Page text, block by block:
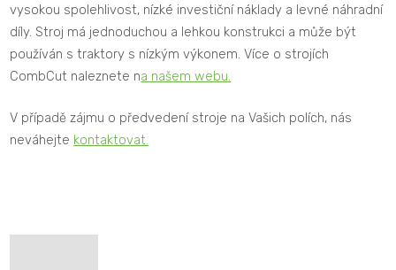
vysokou spolehlivost, nízké investiční náklady a levné náhradní
díly. Stroj má jednoduchou a lehkou konstrukci a může být
používán s traktory s nízkým výkonem. Více o strojích
CombCut naleznete na našem webu.
V případě zájmu o předvedení stroje na Vašich polích, nás
neváhejte kontaktovat.